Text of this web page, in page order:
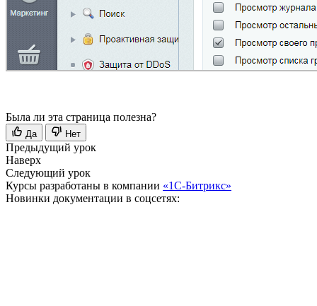
Была ли эта страница полезна?
Да Нет
Предыдущий урок
Наверх
Следующий урок
Курсы разработаны в компании «1С-Битрикс»
Новинки документации в соцсетях: